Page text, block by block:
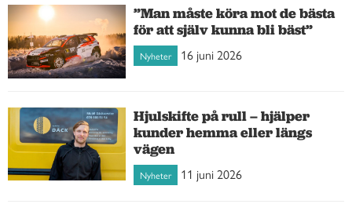
”Man måste köra mot de bästa
för att själv kunna bli bäst”
Nyheter 16 juni 2026
Hjulskifte på rull – hjälper
kunder hemma eller längs
vägen
Nyheter 11 juni 2026